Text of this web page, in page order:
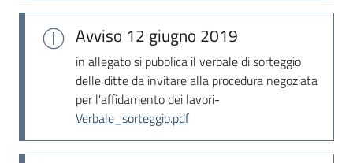
Seguici
Avviso 12 giugno 2019
in allegato si pubblica il verbale di sorteggio
delle ditte da invitare alla procedura negoziata
per l'affidamento dei lavori-
Verbale_sorteggio.pdf